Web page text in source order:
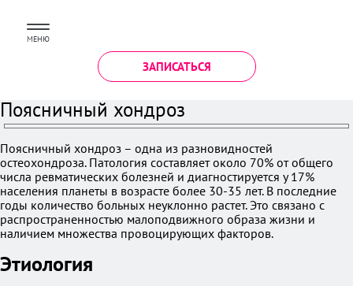
МЕНЮ
ЗАПИСАТЬСЯ
Поясничный хондроз
Поясничный хондроз – одна из разновидностей
остеохондроза. Патология составляет около 70% от общего
числа ревматических болезней и диагностируется у 17%
населения планеты в возрасте более 30-35 лет. В последние
годы количество больных неуклонно растет. Это связано с
распространенностью малоподвижного образа жизни и
наличием множества провоцирующих факторов.
Этиология